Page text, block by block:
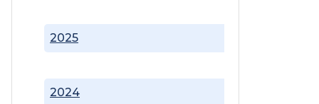
2024
2025